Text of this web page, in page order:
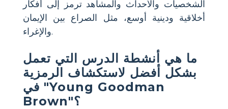
الشخصيات والأحداث والمشاهد ترمز إلى أفكار
أخلاقية ودينية أوسع، مثل الصراع بين الإيمان
والإغراء.
ما هي أنشطة الدرس التي تعمل
بشكل أفضل لاستكشاف الرمزية
في "Young Goodman
Brown"؟